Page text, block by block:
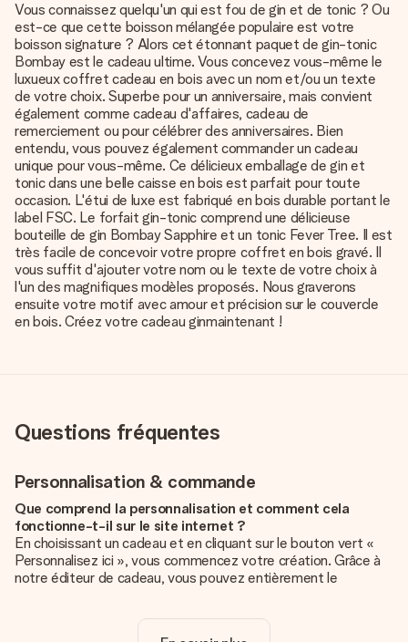
Vous connaissez quelqu'un qui est fou de gin et de tonic ? Ou
est-ce que cette boisson mélangée populaire est votre
boisson signature ? Alors cet étonnant paquet de gin-tonic
Bombay est le cadeau ultime. Vous concevez vous-même le
luxueux coffret cadeau en bois avec un nom et/ou un texte
de votre choix. Superbe pour un anniversaire, mais convient
également comme cadeau d'affaires, cadeau de
remerciement ou pour célébrer des anniversaires. Bien
entendu, vous pouvez également commander un cadeau
unique pour vous-même. Ce délicieux emballage de gin et
tonic dans une belle caisse en bois est parfait pour toute
occasion. L'étui de luxe est fabriqué en bois durable portant le
label FSC. Le forfait gin-tonic comprend une délicieuse
bouteille de gin Bombay Sapphire et un tonic Fever Tree. Il est
très facile de concevoir votre propre coffret en bois gravé. Il
vous suffit d'ajouter votre nom ou le texte de votre choix à
l'un des magnifiques modèles proposés. Nous graverons
ensuite votre motif avec amour et précision sur le couvercle
en bois. Créez votrecadeau ginmaintenant !
Questions fréquentes
Personnalisation & commande
Que comprend la personnalisation et comment cela
fonctionne-t-il sur le site internet ?
En choisissant un cadeau et en cliquant sur le bouton vert «
Personnalisez ici », vous commencez votre création. Grâce à
notre éditeur de cadeau, vous pouvez entièrement le
unique pour ajouter une touche finale à votre cadeau.